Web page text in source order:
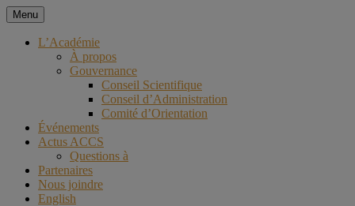
Aller
au
contenu
Académie des Controverses et
de la Communication Sensible
Menu
L’Académie
À propos
Gouvernance
Conseil Scientifique
Conseil d’Administration
Comité d’Orientation
Événements
Actus ACCS
Questions à
Partenaires
Nous joindre
English